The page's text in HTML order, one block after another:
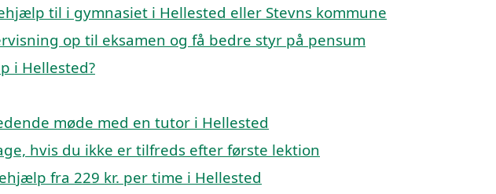
til i gymnasiet i Hellested eller Stevns kommune
op til eksamen og få bedre styr på pensum
i Hellested?
møde med en tutor i Hellested
hvis du ikke er tilfreds efter første lektion
fra 229 kr. per time i Hellested